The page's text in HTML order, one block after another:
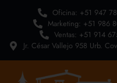
Oficina: +51 947
Marketing: +51 986
Ventas: +51 914
Jr. César Vallejo 958 Urb.